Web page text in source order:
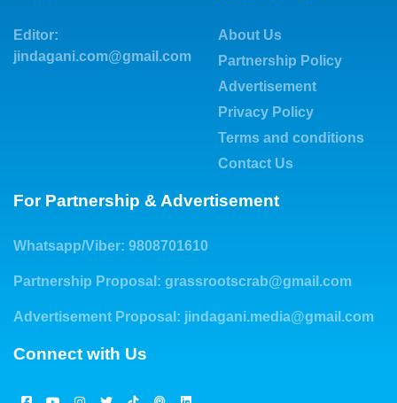
Editor:
jindagani.com@gmail.com
About Us
Partnership Policy
Advertisement
Privacy Policy
Terms and conditions
Contact Us
For Partnership & Advertisement
Whatsapp/Viber: 9808701610
Partnership Proposal: grassrootscrab@gmail.com
Advertisement Proposal: jindagani.media@gmail.com
Connect with Us